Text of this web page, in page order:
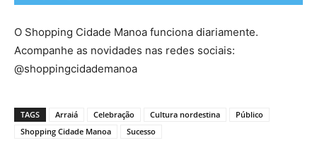
O Shopping Cidade Manoa funciona diariamente.
Acompanhe as novidades nas redes sociais:
@shoppingcidademanoa
TAGS Arraiá Celebração Cultura nordestina
Público
Shopping Cidade Manoa
Sucesso